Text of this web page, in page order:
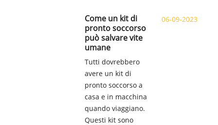
Come un kit di
pronto soccorso
può salvare vite
umane
Tutti dovrebbero
avere un kit di
pronto soccorso a
casa e in macchina
quando viaggiano.
Questi kit sono
06-09-2023